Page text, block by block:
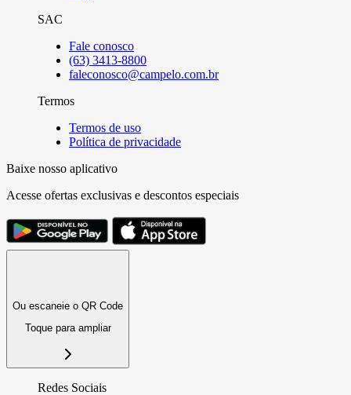
SAC
Fale conosco
(63) 3413-8800
faleconosco@campelo.com.br
Termos
Termos de uso
Política de privacidade
Baixe nosso aplicativo
Acesse ofertas exclusivas e descontos especiais
Ou escaneie o QR Code
Toque para ampliar
Redes Sociais